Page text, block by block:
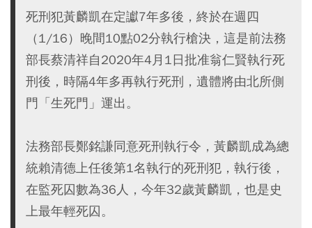
死刑犯黃麟凱在定讞7年多後，終於在週四
（1/16）晚間10點02分執行槍決，這是前法務
部長蔡清祥自2020年4月1日批准翁仁賢執行死
刑後，時隔4年多再執行死刑，遺體將由北所側
門「生死門」運出。
法務部長鄭銘謙同意死刑執行令，黃麟凱成為總
統賴清德上任後第1名執行的死刑犯，執行後，
在監死囚數為36人，今年32歲黃麟凱，也是史
上最年輕死囚。